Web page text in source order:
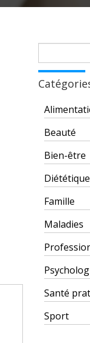
Beauté
Bien-être
Diététique
Famille
Maladies
Santé
Sport